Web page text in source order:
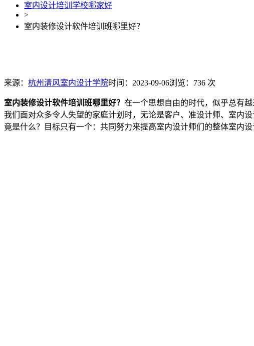
室内设计培训学校哪家好
>
室内装修设计软件培训班哪里好？
来源： 杭州清风室内设计学院时间：2023-09-06浏览：736 次
室内装修设计软件培训班哪里好？ 在一个思想自由的时代，似乎总有
我们面对众多令人失望的家庭计划时，无论是客户、准设计师、室内
竟是什么？目标只有一个：共同努力来提高室内设计师们的整体室内设